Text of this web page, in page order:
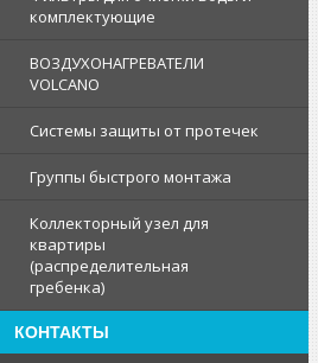
комплектующие
ВОЗДУХОНАГРЕВАТЕЛИ
VOLCANO
Системы защиты от протечек
Группы быстрого монтажа
Коллекторный узел для
квартиры
(распределительная
гребенка)
КОНТАКТЫ